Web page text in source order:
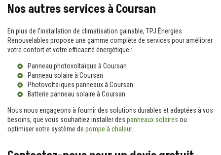
Nos autres services à Coursan
En plus de l'installation de climatisation gainable, TPJ Énergies
Renouvelables propose une gamme complète de services pour améliorer
votre confort et votre efficacité énergétique :
Panneau photovoltaïque à Coursan
Panneau solaire à Coursan
Photovoltaïques panneaux à Coursan
Batterie panneau solaire à Coursan
Nous nous engageons à fournir des solutions durables et adaptées à vos
besoins, que vous souhaitiez installer des panneaux solaires ou
optimiser votre système de pompe à chaleur.